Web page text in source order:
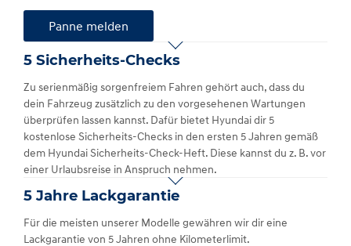
Panne melden
5 Sicherheits-Checks
Zu serienmäßig sorgenfreiem Fahren gehört auch, dass du
dein Fahrzeug zusätzlich zu den vorgesehenen Wartungen
überprüfen lassen kannst. Dafür bietet Hyundai dir 5
kostenlose Sicherheits-Checks in den ersten 5 Jahren gemäß
dem Hyundai Sicherheits-Check-Heft. Diese kannst du z. B. vor
einer Urlaubsreise in Anspruch nehmen.
5 Jahre Lackgarantie
Für die meisten unserer Modelle gewähren wir dir eine
Lackgarantie von 5 Jahren ohne Kilometerlimit.